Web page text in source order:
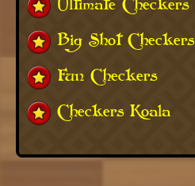
Ultimate Checkers
Big Shot Checkers
Fun Checkers
Checkers Koala